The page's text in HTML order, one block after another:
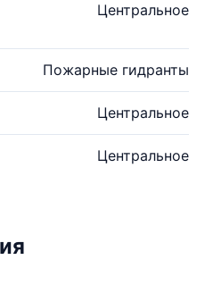
Центральное
Пожарные гидранты
Центральное
Центральное